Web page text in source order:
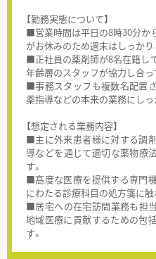
【勤務実態について】
■営業時間は平日の8時30分か
がお休みのため週末はしっかり
■正社員の薬剤師が8名在籍し
年齢層のスタッフが協力し合っ
■事務スタッフも複数名配置
薬指導などの本来の業務にしっ
【想定される業務内容】
■主に外来患者様に対する調
導などを通じて適切な薬物療
す。
■高度な医療を提供する専門
にわたる診療科目の処方箋に
■居宅への在宅訪問業務も担
地域医療に貢献するための包
す。